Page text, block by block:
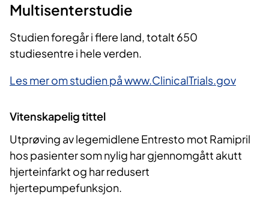
Multisenterstudie
Studien foregår i flere land, totalt 650
studiesentre i hele verden.
Les mer om studien på www.ClinicalTrials.gov
Vitenskapelig tittel
Utprøving av legemidlene Entresto mot Ramipril
hos pasienter som nylig har gjennomgått akutt
hjerteinfarkt og har redusert
hjertepumpefunksjon.